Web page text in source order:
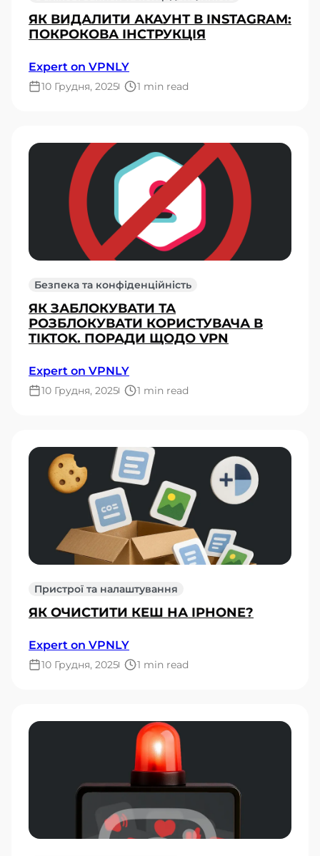
ЯК ВИДАЛИТИ АКАУНТ В INSTAGRAM:
ПОКРОКОВА ІНСТРУКЦІЯ
Expert on VPNLY
10 Грудня, 2025 1 min read
Безпека та конфіденційність
ЯК ЗАБЛОКУВАТИ ТА
РОЗБЛОКУВАТИ КОРИСТУВАЧА В
TIKTOK. ПОРАДИ ЩОДО VPN
Expert on VPNLY
10 Грудня, 2025 1 min read
Пристрої та налаштування
ЯК ОЧИСТИТИ КЕШ НА IPHONE?
Expert on VPNLY
10 Грудня, 2025 1 min read